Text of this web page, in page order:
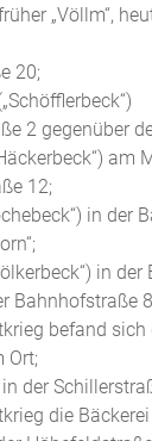
„Völlm“,
20;
2 gegenüber
am
12;
in der
in
Bahnhofstraße
befand
Ort;
der
die